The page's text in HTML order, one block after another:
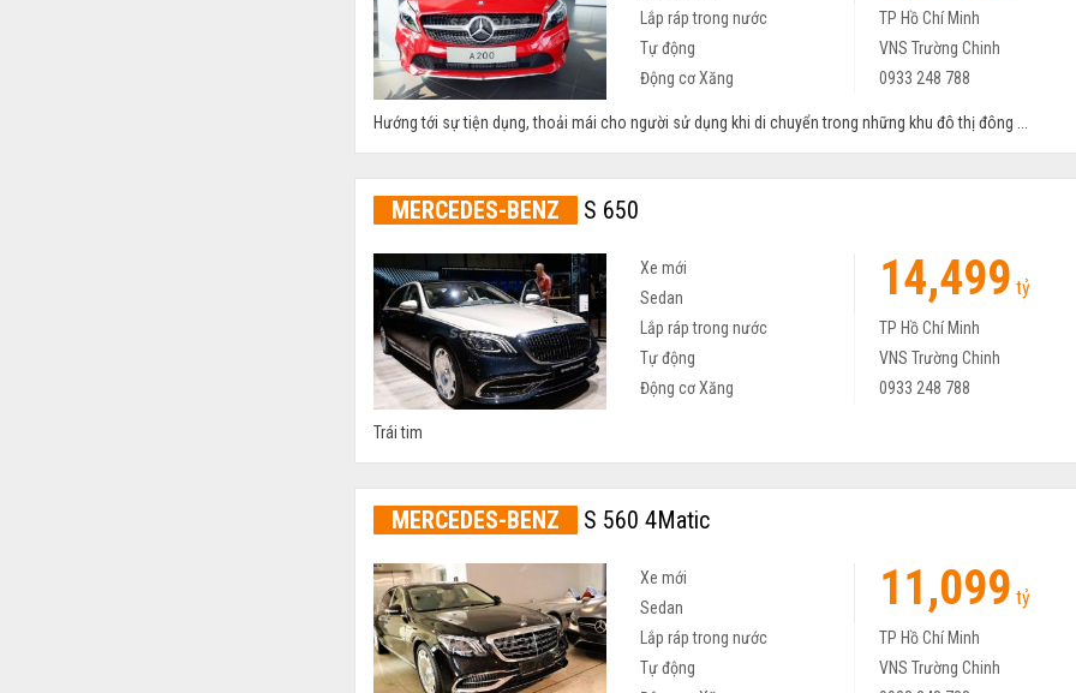
Lắp ráp trong nước
TP Hồ Chí Minh
Tự động
VNS Trường Chinh
Động cơ Xăng
0933 248 788
Hướng tới sự tiện dụng, thoải mái cho người sử dụng khi di chuyển trong những khu đô thị đông ...
MERCEDES-BENZ S 650
Xe mới 14,499 tỷ
Sedan
Lắp ráp trong nước
TP Hồ Chí Minh
Tự động
VNS Trường Chinh
Động cơ Xăng
0933 248 788
Trái tim
MERCEDES-BENZ S 560 4Matic
Xe mới 11,099 tỷ
Sedan
Lắp ráp trong nước
TP Hồ Chí Minh
Tự động
VNS Trường Chinh